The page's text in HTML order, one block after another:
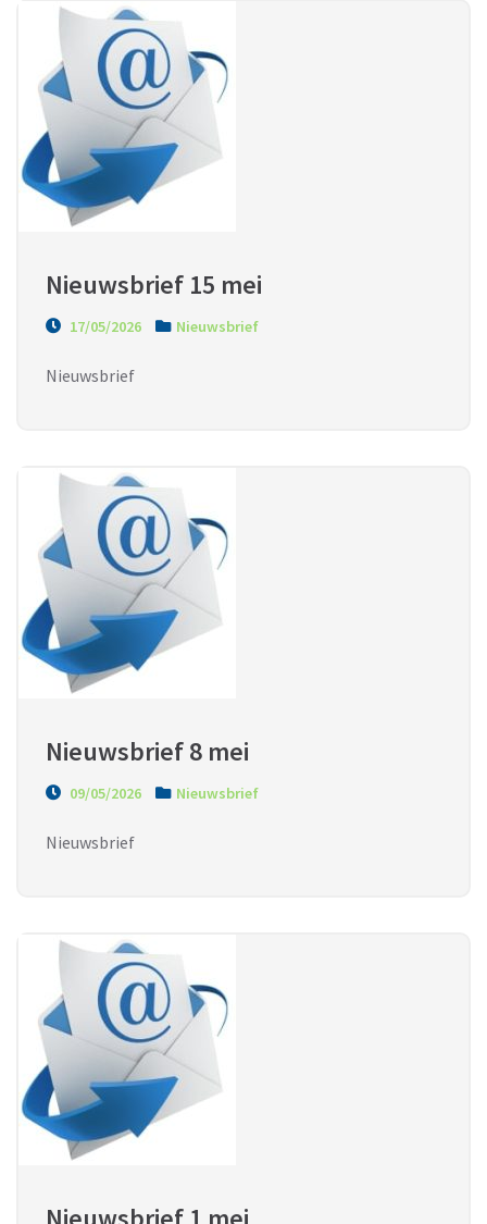
Nieuwsbrief 15 mei
17/05/2026 Nieuwsbrief
Nieuwsbrief
Nieuwsbrief 8 mei
09/05/2026 Nieuwsbrief
Nieuwsbrief